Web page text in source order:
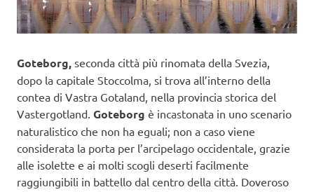
Goteborg, seconda città più rinomata della Svezia,
dopo la capitale Stoccolma, si trova all’interno della
contea di Vastra Gotaland, nella provincia storica del
Vastergotland. Goteborg è incastonata in uno scenario
naturalistico che non ha eguali; non a caso viene
considerata la porta per l’arcipelago occidentale, grazie
alle isolette e ai molti scogli deserti facilmente
raggiungibili in battello dal centro della città. Doveroso